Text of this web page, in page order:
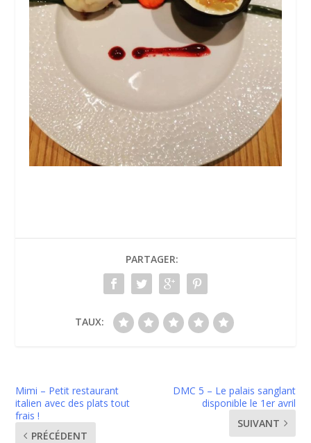
PARTAGER:
TAUX:
Mimi – Petit restaurant
italien avec des plats tout
frais !
PRÉCÉDENT
DMC 5 – Le palais sanglant
disponible le 1er avril
SUIVANT